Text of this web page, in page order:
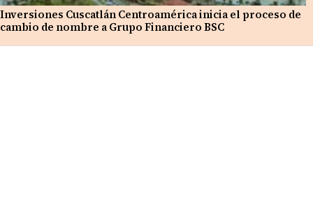
Inversiones Cuscatlán Centroamérica inicia el proceso de
cambio de nombre a Grupo Financiero BSC